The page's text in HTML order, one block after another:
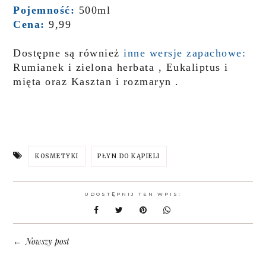
Pojemność: 500ml
Cena: 9,99
Dostępne są również inne wersje zapachowe:
Rumianek i zielona herbata , Eukaliptus i
mięta oraz Kasztan i rozmaryn .
KOSMETYKI PŁYN DO KĄPIELI
UDOSTĘPNIJ TEN WPIS:
←Nowszy post